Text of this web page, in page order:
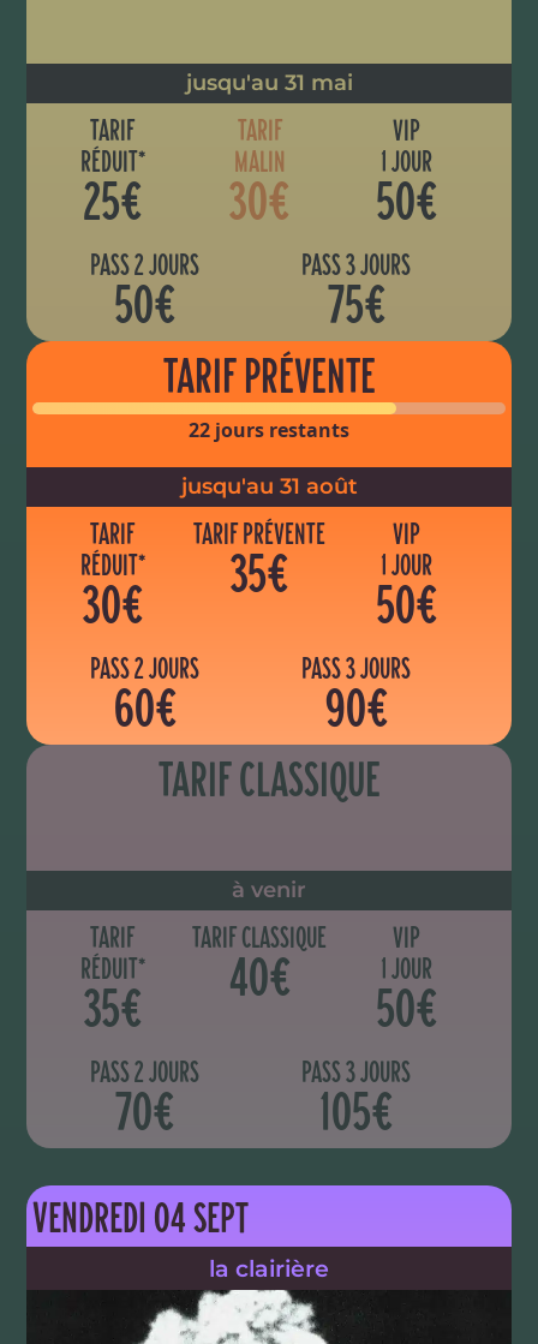
jusqu'au 31 mai
TARIF
RÉDUIT*
25€
TARIF
MALIN
30€
VIP
1 JOUR
50€
PASS 2 JOURS
50€
PASS 3 JOURS
75€
TARIF PRÉVENTE
22 jours restants
jusqu'au 31 août
TARIF
RÉDUIT*
30€
TARIF PRÉVENTE
35€
VIP
1 JOUR
50€
PASS 2 JOURS
60€
PASS 3 JOURS
90€
TARIF CLASSIQUE
à venir
TARIF
RÉDUIT*
35€
TARIF CLASSIQUE
40€
VIP
1 JOUR
50€
PASS 2 JOURS
70€
PASS 3 JOURS
105€
VENDREDI 04 SEPT
la clairière